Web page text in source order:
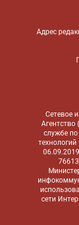
Адрес
Сетевое
службе
сети